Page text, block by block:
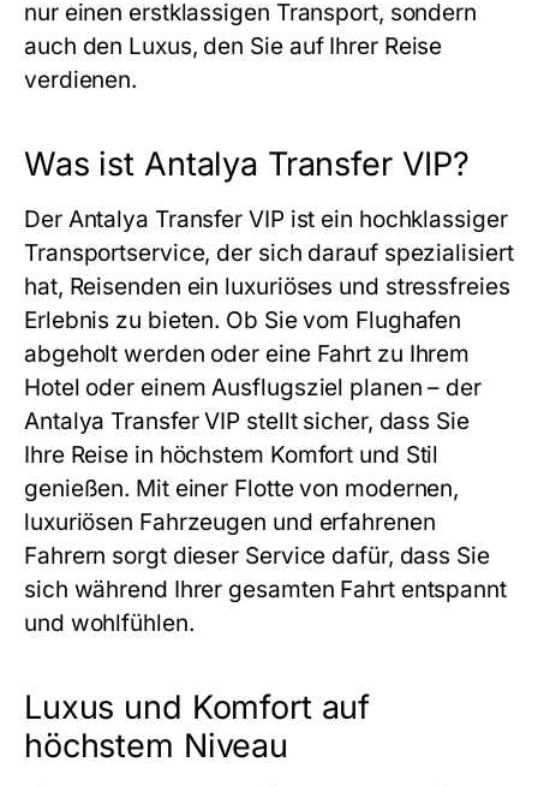
nur einen erstklassigen Transport, sondern
auch den Luxus, den Sie auf Ihrer Reise
verdienen.
Was ist Antalya Transfer VIP?
Der Antalya Transfer VIP ist ein hochklassiger
Transportservice, der sich darauf spezialisiert
hat, Reisenden ein luxuriöses und stressfreies
Erlebnis zu bieten. Ob Sie vom Flughafen
abgeholt werden oder eine Fahrt zu Ihrem
Hotel oder einem Ausflugsziel planen – der
Antalya Transfer VIP stellt sicher, dass Sie
Ihre Reise in höchstem Komfort und Stil
genießen. Mit einer Flotte von modernen,
luxuriösen Fahrzeugen und erfahrenen
Fahrern sorgt dieser Service dafür, dass Sie
sich während Ihrer gesamten Fahrt entspannt
und wohlfühlen.
Luxus und Komfort auf
höchstem Niveau